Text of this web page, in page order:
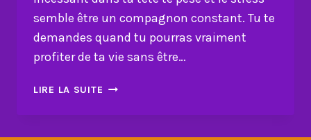
semble être un compagnon constant. Tu te
demandes quand tu pourras vraiment
profiter de ta vie sans être…
LIRE LA SUITE CALME